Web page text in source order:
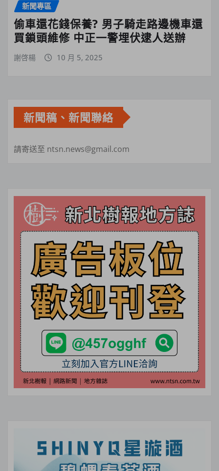
新聞專區
偷車還花錢保養? 男子騎走路邊機車還
買鎖頭維修 中正一警埋伏逮人送辦
謝啓楊 10 月 5, 2025
新聞稿、新聞聯絡
請寄送至 ntsn.news@gmail.com